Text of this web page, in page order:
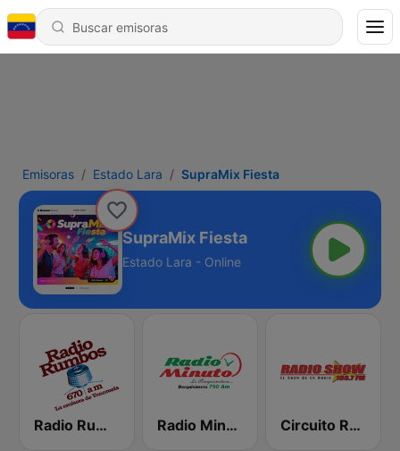
Emisoras Estado Lara SupraMix Fiesta
SupraMix Fiesta
Estado Lara - Online
Radio Rumbos Radio Minuto 790 AM Circuito Radio Show - Maracay